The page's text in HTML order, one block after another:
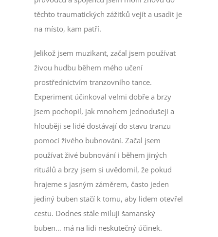
těchto traumatických zážitků vejít a usadit je
na místo, kam patří.
Jelikož jsem muzikant, začal jsem používat
živou hudbu během mého učení
prostřednictvím tranzovního tance.
Experiment účinkoval velmi dobře a brzy
jsem pochopil, jak mnohem jednodušeji a
hlouběji se lidé dostávají do stavu tranzu
pomocí živého bubnování. Začal jsem
používat živé bubnování i během jiných
rituálů a brzy jsem si uvědomil, že pokud
hrajeme s jasným záměrem, často jeden
jediný buben stačí k tomu, aby lidem otevřel
cestu. Dodnes stále miluji šamanský
buben… má na lidi neskutečný účinek.